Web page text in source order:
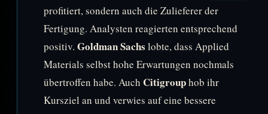
profitiert, sondern auch die Zulieferer der
Fertigung. Analysten reagierten entsprechend
positiv. Goldman Sachs lobte, dass Applied
Materials selbst hohe Erwartungen nochmals
übertroffen habe. Auch Citigrouphob ihr
Kursziel an und verwies auf eine bessere